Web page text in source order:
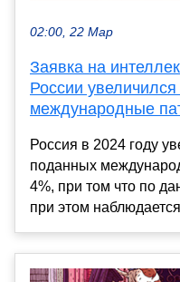
02:00, 22 Мар
Заявка на
России
международные
Россия в 2024 году
поданных
4%, при том что по
при этом